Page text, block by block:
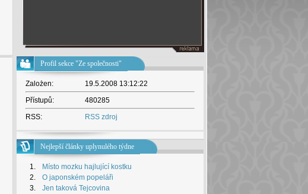
Profil sekce "Ze společnosti"
Založen:
19.5.2008 13:12:22
Přístupů:
480285
RSS:
RSS zdroj
Nejlepší články uplynulého týdne
1.
Místo mozku hajlující kostku
2.
O japonském popeláři
3.
Jen taková Tejcovina